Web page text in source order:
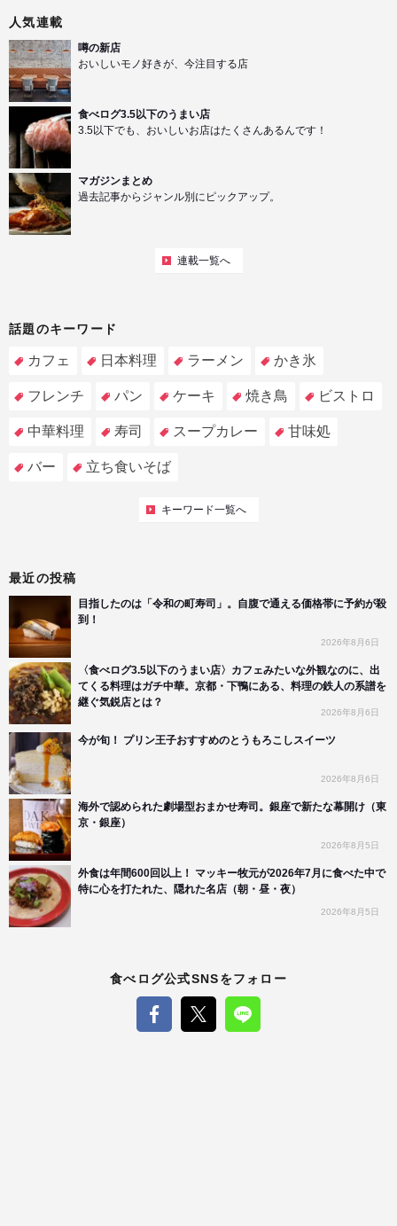
人気連載
噂の新店
おいしいモノ好きが、今注目する店
食べログ3.5以下のうまい店
3.5以下でも、おいしいお店はたくさんあるんです！
マガジンまとめ
過去記事からジャンル別にピックアップ。
連載一覧へ
話題のキーワード
カフェ 日本料理 ラーメン かき氷
フレンチ パン ケーキ 焼き鳥 ビストロ
中華料理 寿司 スープカレー 甘味処
バー 立ち食いそば
キーワード一覧へ
最近の投稿
目指したのは「令和の町寿司」。自腹で通える価格帯に予約が殺
到！
2026年8月6日
〈食べログ3.5以下のうまい店〉カフェみたいな外観なのに、出
てくる料理はガチ中華。京都・下鴨にある、料理の鉄人の系譜を
継ぐ気鋭店とは？
2026年8月6日
今が旬！ プリン王子おすすめのとうもろこしスイーツ
2026年8月6日
海外で認められた劇場型おまかせ寿司。銀座で新たな幕開け（東
京・銀座）
2026年8月5日
外食は年間600回以上！ マッキー牧元が2026年7月に食べた中で
特に心を打たれた、隠れた名店（朝・昼・夜）
2026年8月5日
食べログ公式SNSをフォロー